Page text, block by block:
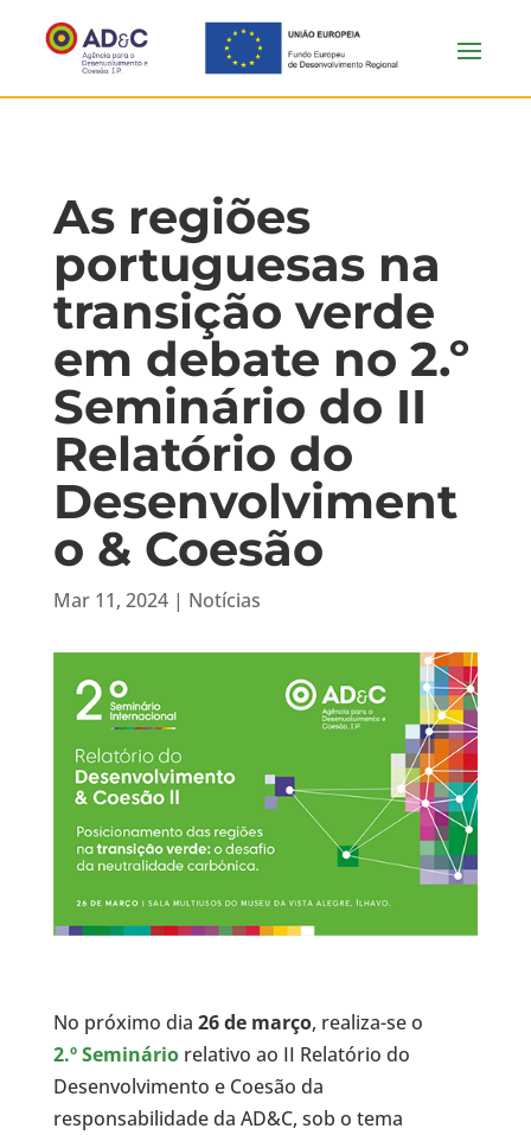
As regiões
portuguesas na
transição verde
em debate no 2.º
Seminário do II
Relatório do
Desenvolviment
o & Coesão
Mar 11, 2024| Notícias
No próximo dia 26 de março, realiza-se o
2.º Semináriorelativo ao II Relatório do
Desenvolvimento e Coesão da
responsabilidade da AD&C, sob o tema